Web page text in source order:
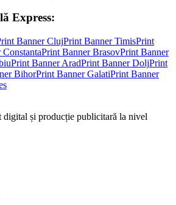
Express:
BannerClujPrint BannerTimisPrint
ConstantaPrint BannerBrasovPrint Banner
Print BannerAradPrint BannerDoljPrint
BihorPrint BannerGalatiPrint Banner
și producție publicitară la nivel